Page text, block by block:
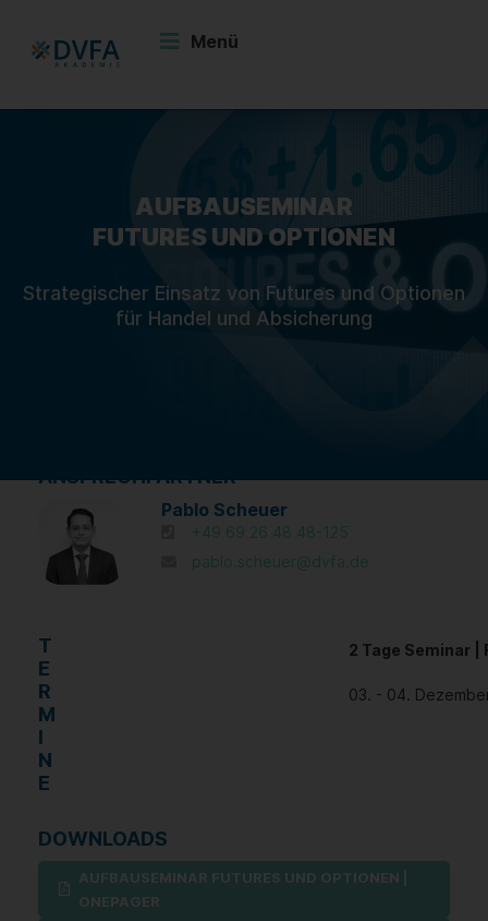
springen
Menü
AUFBAUSEMINAR
FUTURES UND OPTIONEN
Strategischer Einsatz von Futures und Optionen
für Handel und Absicherung
ANSPRECHPARTNER
Pablo Scheuer
+49 69 26 48 48-125
pablo.scheuer@dvfa.de
T
E
R
M
I
N
E
2 Tage Seminar
03. - 04.
DOWNLOADS
AUFBAUSEMINAR FUTURES UND OPTIONEN |
ONEPAGER